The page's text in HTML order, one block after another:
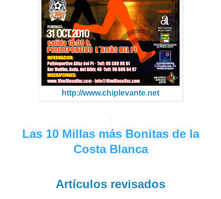
http://www.chiplevante.net
Las 10 Millas más Bonitas de la
Costa Blanca
Artículos revisados